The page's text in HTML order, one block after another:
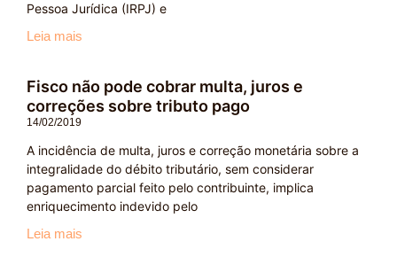
Pessoa Jurídica (IRPJ) e
Leia mais
Fisco não pode cobrar multa, juros e
correções sobre tributo pago
14/02/2019
A incidência de multa, juros e correção monetária sobre a
integralidade do débito tributário, sem considerar
pagamento parcial feito pelo contribuinte, implica
enriquecimento indevido pelo
Leia mais